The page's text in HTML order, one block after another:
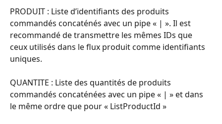
PRODUIT : Liste d’identifiants des produits
commandés concaténés avec un pipe « | ». Il est
recommandé de transmettre les mêmes IDs que
ceux utilisés dans le flux produit comme identifiants
uniques.
QUANTITE : Liste des quantités de produits
commandés concaténées avec un pipe « | » et dans
le même ordre que pour « ListProductId »